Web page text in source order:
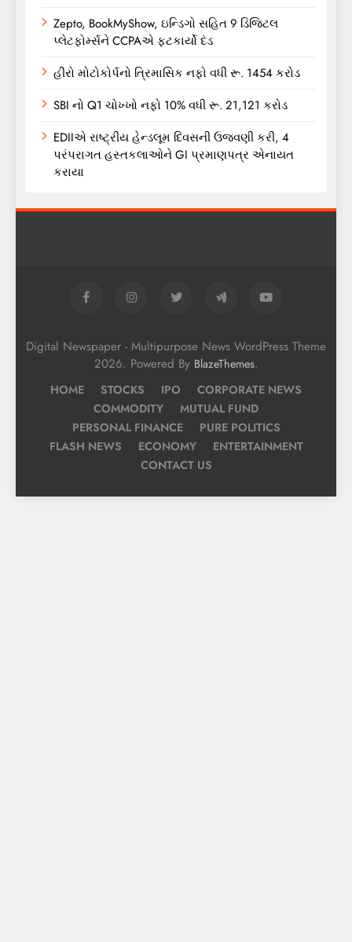
Zepto, BookMyShow, ઇન્ડિગો સહિત 9 ડિજિટલ
પ્લેટફોર્મ્સને CCPAએ ફટકાર્યો દંડ
હીરો મોટોકોર્પનો ત્રિમાસિક નફો વધી રૂ. 1454 કરોડ
SBI નો Q1 ચોખ્ખો નફો 10% વધી રૂ. 21,121 કરોડ
EDIIએ રાષ્ટ્રીય હેન્ડલૂમ દિવસની ઉજવણી કરી, 4
પરંપરાગત હસ્તકલાઓને GI પ્રમાણપત્ર એનાયત
કરાયા
Digital Newspaper - Multipurpose News WordPress Theme
2026. Powered By BlazeThemes.
HOME STOCKS IPO
CORPORATE NEWS
COMMODITY
MUTUAL FUND
PERSONAL FINANCE
PURE POLITICS
FLASH NEWS
ECONOMY
ENTERTAINMENT
CONTACT US